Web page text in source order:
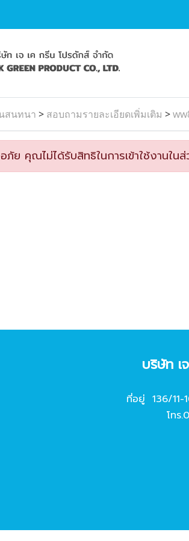
สนทนา > สอบถามรายละเอียดเพิ่มเติม >
ภัย คุณไม่ได้รับสิทธิในการเข้าใช้งานใน
บริษัท เ
ที่อยู่ 136/11-
โทร.